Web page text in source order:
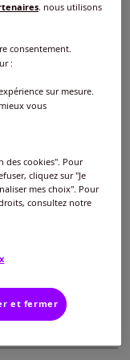
Guide des tailles
, nous utilisons
consentement.
:
sur mesure.
vous
des cookies". Pour
cliquez sur "Je
mes choix". Pour
consultez notre
et fermer